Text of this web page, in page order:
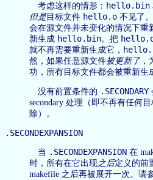
考虑这样的情形： hello.bin
但是 目标文件 hello.o 不见了
会在源文件并未变化的情况下重
新生成 hello.bin。把
就不再需要重新生成它，
然，如果任意源文件被更新了，
功，所有目标文件都会被重新生
没有前置条件的 .SECONDARY
secondary 处理（即不再有任何
除）。
.SECONDEXPANSION
当 .SECONDEXPANSION 在
时，所有在它出现之后定义的前
makefile 之后再被展开一次。请